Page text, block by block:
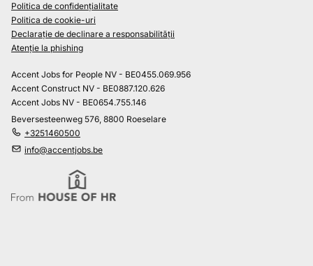
Politica de confidențialitate
Politica de cookie-uri
Declarație de declinare a responsabilității
Atenție la phishing
Accent Jobs for People NV - BE0455.069.956
Accent Construct NV - BE0887.120.626
Accent Jobs NV - BE0654.755.146
Beversesteenweg 576, 8800 Roeselare
+3251460500
info@accentjobs.be